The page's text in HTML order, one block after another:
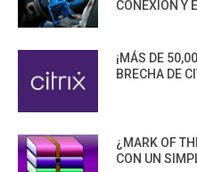
CONEXIÓN Y
¡MÁS DE
BRECHA DE
¿MARK OF
CON UN